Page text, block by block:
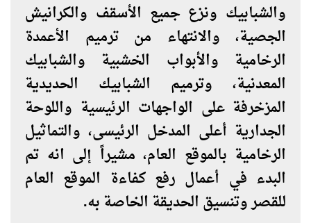
والشبابيك ونزع جميع الأسقف والكرانيش
الجصية، والانتهاء من ترميم الأعمدة
الرخامية والأبواب الخشبية والشبابيك
المعدنية، وترميم الشبابيك الحديدية
المزخرفة على الواجهات الرئيسية واللوحة
الجدارية أعلى المدخل الرئيسى، والتماثيل
الرخامية بالموقع العام، مشيراً إلى انه تم
البدء في أعمال رفع كفاءة الموقع العام
للقصر وتنسيق الحديقة الخاصة به.